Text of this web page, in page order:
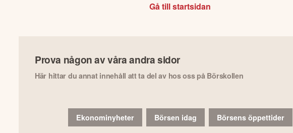
Gå till startsidan
Prova någon av våra andra sidor
Här hittar du annat innehåll att ta del av hos oss på Börskollen
Ekonominyheter Börsen idag Börsens öppettider